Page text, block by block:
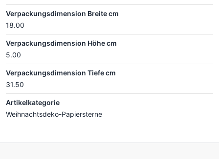
Verpackungsdimension Breite cm
18.00
Verpackungsdimension Höhe cm
5.00
Verpackungsdimension Tiefe cm
31.50
Artikelkategorie
Weihnachtsdeko-Papiersterne